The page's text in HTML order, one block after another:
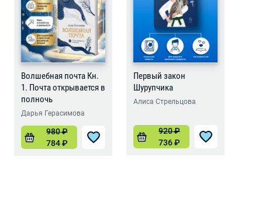
Волшебная почта Кн.
1. Почта открывается в
полночь
Дарья Герасимова
980₽
784₽
Первый закон
Шурупчика
Алиса Стрельцова
920₽
736₽